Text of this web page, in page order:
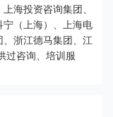
海投资咨询集团、
（上海）、上海电
浙江德马集团、江
过咨询、培训服